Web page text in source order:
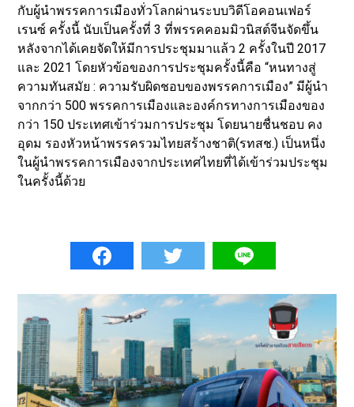
กับผู้นำพรรคการเมืองทั่วโลกผ่านระบบวิดีโอคอนเฟอร์
เรนซ์ ครั้งนี้ นับเป็นครั้งที่ 3 ที่พรรคคอมมิวนิสต์จีนจัดขึ้น
หลังจากได้เคยจัดให้มีการประชุมมาแล้ว 2 ครั้งในปี 2017
และ 2021 โดยหัวข้อของการประชุมครั้งนี้คือ “หนทางสู่
ความทันสมัย : ความรับผิดชอบของพรรคการเมือง” มีผู้นำ
จากกว่า 500 พรรคการเมืองและองค์กรทางการเมืองของ
กว่า 150 ประเทศเข้าร่วมการประชุม โดยนายชื่นชอบ คง
อุดม รองหัวหน้าพรรครวมไทยสร้างชาติ(รทสช.) เป็นหนึ่ง
ในผู้นำพรรคการเมืองจากประเทศไทยที่ได้เข้าร่วมประชุม
ในครั้งนี้ด้วย